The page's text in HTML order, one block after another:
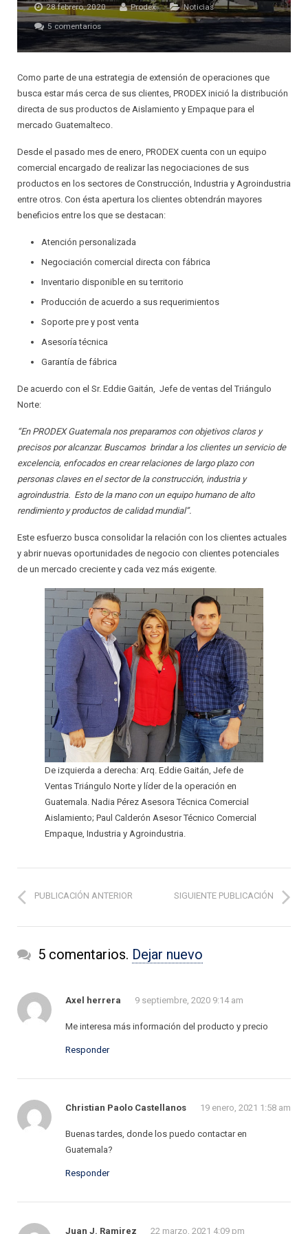
AISLANTES QUE DECORAN
CIELOS SUSPENDIDOS
PAREDES LIVIANAS
SOLUCIONES ACÚSTICAS
PROTECCIÓN PARA ALFOMBRAS
SISTEMAS DE AIRE ACONDICIONADO
AISLANTES DE BURBUJA
PRINCIPALES VENTAJAS ESTRATÉGICAS
RELACIONES COMERCIALES JUSTAS
GARANTÍA
CALIDAD
SATISFACCIÓN AL CLIENTE
RESPALDO TÉCNICO
DISEÑO DE SOLUCIONES PERSONALIZADAS
INSTALADOR
28 febrero, 2020 Prodex
Noticias
5 comentarios
Como parte de una estrategia de extensión de operaciones que
busca estar más cerca de sus clientes, PRODEX inició la distribución
directa de sus productos de Aislamiento y Empaque para el
mercado Guatemalteco.
Desde el pasado mes de enero, PRODEX cuenta con un equipo
comercial encargado de realizar las negociaciones de sus
productos en los sectores de Construcción, Industria y Agroindustria
entre otros. Con ésta apertura los clientes obtendrán mayores
beneficios entre los que se destacan:
Atención personalizada
Negociación comercial directa con fábrica
Inventario disponible en su territorio
Producción de acuerdo a sus requerimientos
Soporte pre y post venta
Asesoría técnica
Garantía de fábrica
De acuerdo con el Sr. Eddie Gaitán, Jefe de ventas del Triángulo
Norte:
“En PRODEX Guatemala nos preparamos con objetivos claros y
precisos por alcanzar. Buscamos brindar a los clientes un servicio de
excelencia, enfocados en crear relaciones de largo plazo con
personas claves en el sector de la construcción, industria y
agroindustria. Esto de la mano con un equipo humano de alto
rendimiento y productos de calidad mundial”.
Este esfuerzo busca consolidar la relación con los clientes actuales
y abrir nuevas oportunidades de negocio con clientes potenciales
de un mercado creciente y cada vez más exigente.
De izquierda a derecha: Arq. Eddie Gaitán, Jefe de
Ventas Triángulo Norte y líder de la operación en
Guatemala. Nadia Pérez Asesora Técnica Comercial
Aislamiento; Paul Calderón Asesor Técnico Comercial
Empaque, Industria y Agroindustria.
PUBLICACIÓN ANTERIOR SIGUIENTE PUBLICACIÓN
5 comentarios. Dejar nuevo
Axel herrera 9 septiembre, 2020 9:14 am
Me interesa más información del producto y precio
Responder
Christian Paolo Castellanos 19 enero, 2021 1:58 am
Buenas tardes, donde los puedo contactar en
Guatemala?
Responder
Juan J. Ramirez 22 marzo, 2021 4:09 pm